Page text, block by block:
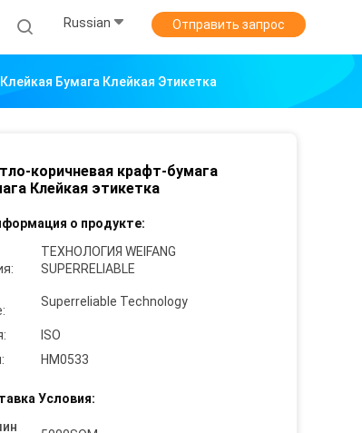
Russian Отправить запрос
Бумага Клейкая Этикетка
коричневая крафт-бумага
Клейкая этикетка
о продукте:
ТЕХНОЛОГИЯ WEIFANG
SUPERRELIABLE
Superreliable Technology
ISO
HM0533
Условия: